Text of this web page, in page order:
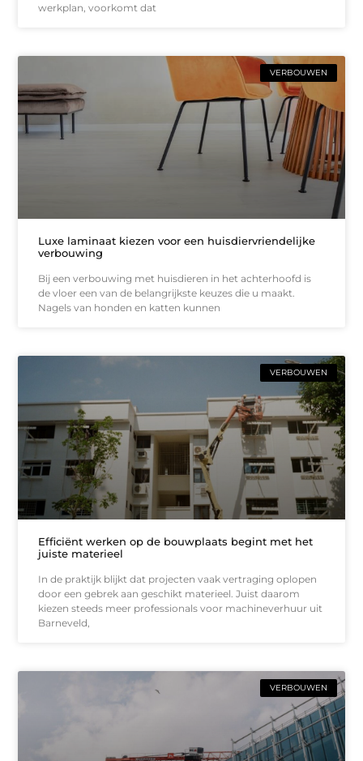
werkplan, voorkomt dat
VERBOUWEN
Luxe laminaat kiezen voor een huisdiervriendelijke
verbouwing
Bij een verbouwing met huisdieren in het achterhoofd is
de vloer een van de belangrijkste keuzes die u maakt.
Nagels van honden en katten kunnen
VERBOUWEN
Efficiënt werken op de bouwplaats begint met het
juiste materieel
In de praktijk blijkt dat projecten vaak vertraging oplopen
door een gebrek aan geschikt materieel. Juist daarom
kiezen steeds meer professionals voor machineverhuur uit
Barneveld,
VERBOUWEN